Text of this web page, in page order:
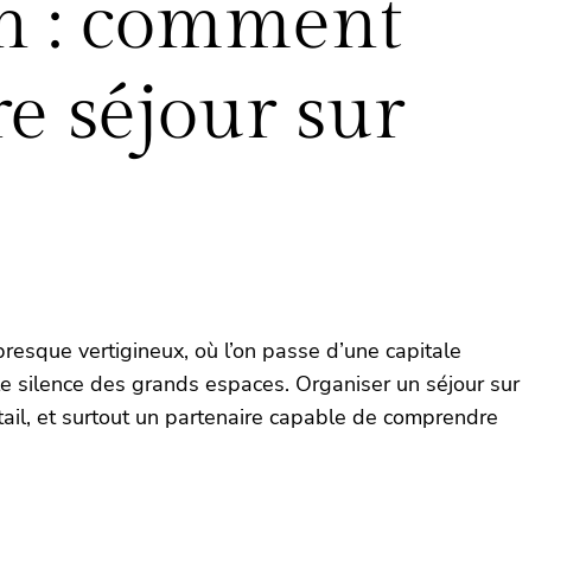
: comment
séjour sur
vertigineux, où l’on passe d’une capitale
des grands espaces. Organiser un séjour sur
et surtout un partenaire capable de comprendre